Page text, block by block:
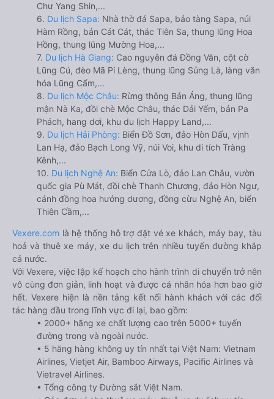
Chư Yang Shin,...
6. Du lịch Sapa: Nhà thờ đá Sapa, bảo tàng Sapa, núi
Hàm Rồng, bản Cát Cát, thác Tiên Sa, thung lũng Hoa
Hồng, thung lũng Mường Hoa,...
7. Du lịch Hà Giang: Cao nguyên đá Đồng Văn, cột cờ
Lũng Cú, đèo Mã Pí Lèng, thung lũng Sủng Là, làng văn
hóa Lũng Cẩm,...
8. Du lịch Mộc Châu: Rừng thông Bản Áng, thung lũng
mận Nà Ka, đồi chè Mộc Châu, thác Dải Yếm, bản Pa
Phách, hang dơi, khu du lịch Happy Land,...
9. Du lịch Hải Phòng: Biển Đồ Sơn, đảo Hòn Dấu, vịnh
Lan Hạ, đảo Bạch Long Vỹ, núi Voi, khu di tích Tràng
Kênh,...
10. Du lịch Nghệ An: Biển Cửa Lò, đảo Lan Châu, vườn
quốc gia Pù Mát, đồi chè Thanh Chương, đảo Hòn Ngư,
cánh đồng hoa hướng dương, đồng cừu Nghệ An, biển
Thiên Cầm,...
Vexere.com là hệ thống hỗ trợ đặt vé xe khách, máy bay, tàu
hoả và thuê xe máy, xe du lịch trên nhiều tuyến đường khắp
cả nước.
Với Vexere, việc lập kế hoạch cho hành trình di chuyển trở nên
vô cùng đơn giản, linh hoạt và được cá nhân hóa hơn bao giờ
hết. Vexere hiện là nền tảng kết nối hành khách với các đối
tác hàng đầu trong lĩnh vực đi lại, bao gồm:
• 2000+ hãng xe chất lượng cao trên 5000+ tuyến
đường trong và ngoài nước.
• 5 hãng hàng không uy tín nhất tại Việt Nam: Vietnam
Airlines, Vietjet Air, Bamboo Airways, Pacific Airlines và
Vietravel Airlines.
• Tổng công ty Đường sắt Việt Nam.